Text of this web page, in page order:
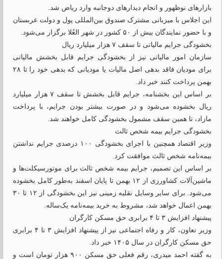
بازارهای نوظهور و انجام دیدارهای دوجانبه وارد ریاض شد.
این اجلاس با میزبانی مشترک صندوق بین‌المللی پول و دولت عربستان
و با حضور نمایندگان بیش از ۵۰ کشور در شهر العُلا برگزار می‌شود.
بخشودگی جرایم مالیاتی تا سقف ۷ هزار میلیارد ریال
سازمان امور مالیاتی نیز از بخشودگی جرایم قابل بخشش مالیاتی
برای مودیان فاقد بدهی اصل مالیات یا مودیانی که بدهی خود را تا ۲۸
بهمن پرداخت کنند خبر داد.
بر اساس این بخشنامه، جرایم قابل بخشش تا سقف ۷ هزار میلیارد
ریال بخشوده می‌شود و در صورت بیشتر بودن جرایم، با پرداخت
مازاد، تا همین سقف مشمول بخشودگی کامل خواهند شد.
بخشودگی جرایم بیمه شخص ثالث
وزیر اقتصاد همچنین با اجرای بخشودگی ۱۰۰ درصدی جرایم نداشتن
بیمه‌نامه شخص ثالث موافقت کرد.
بر اساس این تصمیم، جرایم بیمه شخص ثالث برای موتورسیکلت‌ها و
ماشین‌آلات کشاورزی از ۱۲ بهمن تا پایان اسفند به‌طور کامل بخشوده
می‌شود. برای سایر وسایل نقلیه زمینی نیز این بخشودگی از ۱۲ تا ۳۰
بهمن اعمال خواهد شد، مشروط به خرید بیمه‌نامه یک‌ساله.
پیشنهاد افزایش ۳ تا ۴ برابری حق مسکن کارگران
وزیر تعاون، کار و رفاه اجتماعی نیز از پیشنهاد افزایش ۳ تا ۴ برابری
حق مسکن کارگران در سال ۱۴۰۵ خبر داد.
به گفته احمد میدری، رقم فعلی حق مسکن ۹۰۰ هزار تومان است و